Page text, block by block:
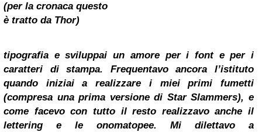
(per la cronaca questo
è tratto da Thor)
tipografia e sviluppai un amore per i font e per i
caratteri di stampa. Frequentavo ancora l’istituto
quando iniziai a realizzare i miei primi fumetti
(compresa una prima versione di Star Slammers), e
come facevo con tutto il resto realizzavo anche il
lettering e le onomatopee. Mi dilettavo a